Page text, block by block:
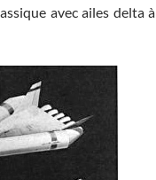
avec ailes delta à